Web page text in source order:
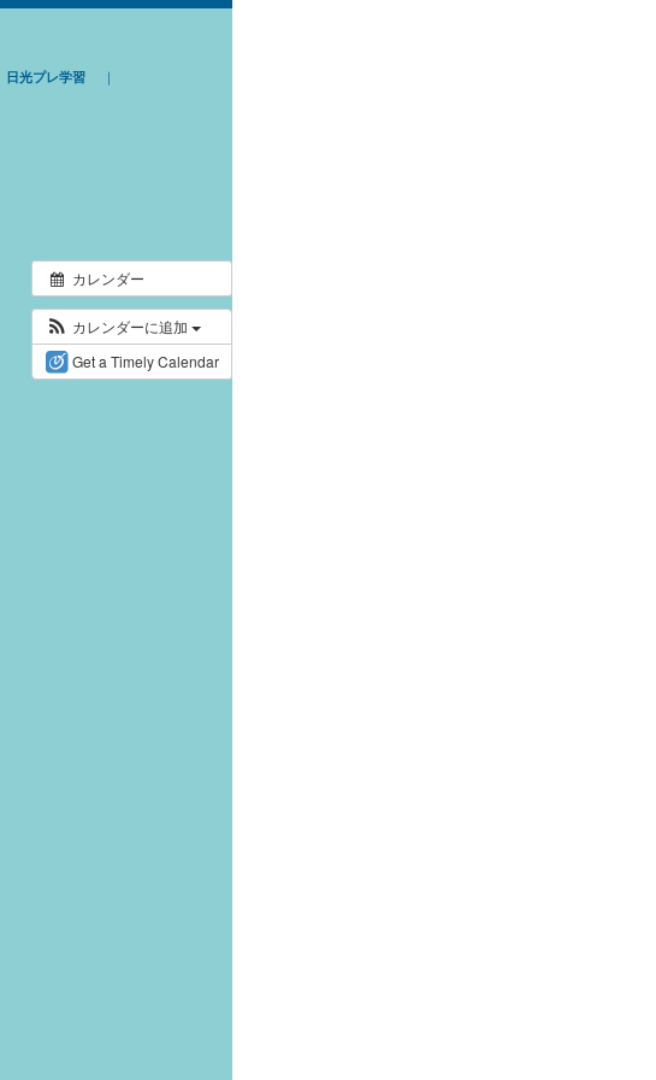
日光プレ学習 ｜
カレンダー
カレンダーに追加
Get a Timely Calendar